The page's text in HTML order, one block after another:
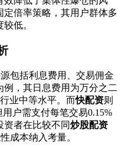
定倍率策略，其用户群体多
低。
包括利息费用、交易佣金
例，其日息费用为万分之二
业中等水平。而快配资则
户需支付每笔交易0.15%
资者在比较不同炒股配资
成本纳入考量。